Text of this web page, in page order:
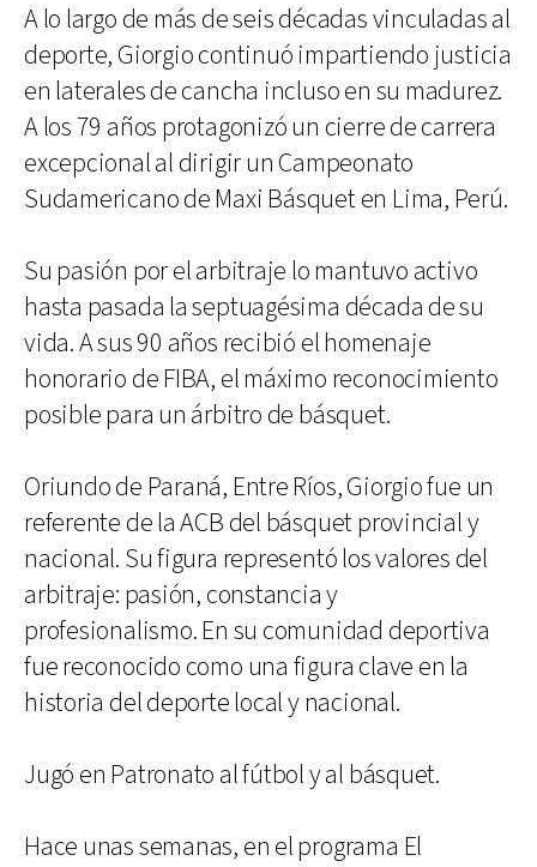
A lo largo de más de seis décadas vinculadas al
deporte, Giorgio continuó impartiendo justicia
en laterales de cancha incluso en su madurez.
A los 79 años protagonizó un cierre de carrera
excepcional al dirigir un Campeonato
Sudamericano de Maxi Básquet en Lima, Perú.
Su pasión por el arbitraje lo mantuvo activo
hasta pasada la septuagésima década de su
vida. A sus 90 años recibió el homenaje
honorario de FIBA, el máximo reconocimiento
posible para un árbitro de básquet.
Oriundo de Paraná, Entre Ríos, Giorgio fue un
referente de la ACB del básquet provincial y
nacional. Su figura representó los valores del
arbitraje: pasión, constancia y
profesionalismo. En su comunidad deportiva
fue reconocido como una figura clave en la
historia del deporte local y nacional.
Jugó en Patronato al fútbol y al básquet.
Hace unas semanas, en el programa El